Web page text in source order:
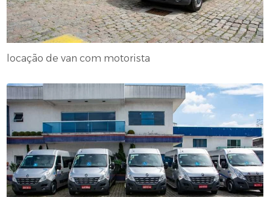
locação de van com motorista